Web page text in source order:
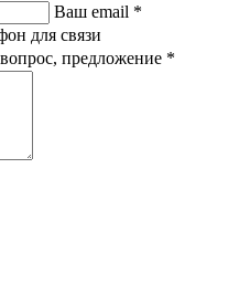
Ваш email *
для связи
предложение *